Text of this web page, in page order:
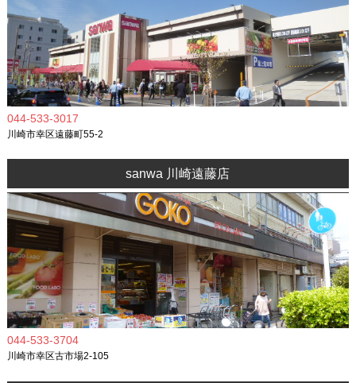
044-533-3017
川崎市幸区遠藤町55-2
sanwa 川崎遠藤店
044-533-3704
川崎市幸区古市場2-105